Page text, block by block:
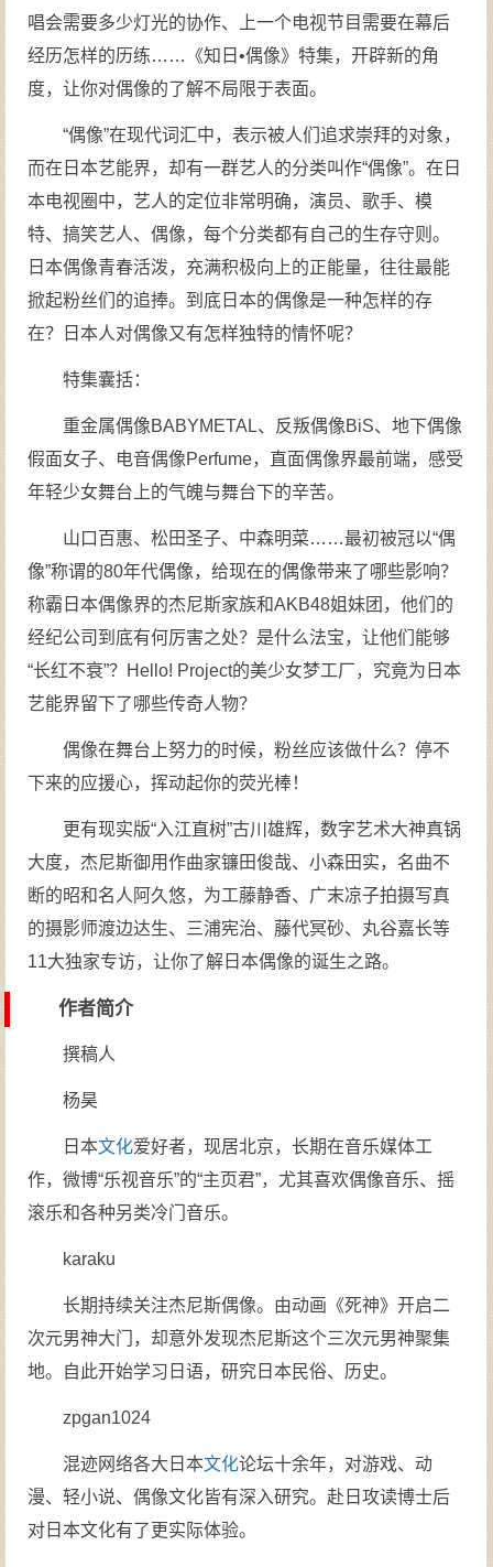
唱会需要多少灯光的协作、上一个电视节目需要在幕后
经历怎样的历练……《知日•偶像》特集，开辟新的角
度，让你对偶像的了解不局限于表面。
“偶像”在现代词汇中，表示被人们追求崇拜的对象，
而在日本艺能界，却有一群艺人的分类叫作“偶像”。在日
本电视圈中，艺人的定位非常明确，演员、歌手、模
特、搞笑艺人、偶像，每个分类都有自己的生存守则。
日本偶像青春活泼，充满积极向上的正能量，往往最能
掀起粉丝们的追捧。到底日本的偶像是一种怎样的存
在？日本人对偶像又有怎样独特的情怀呢？
特集囊括：
重金属偶像BABYMETAL、反叛偶像BiS、地下偶像
假面女子、电音偶像Perfume，直面偶像界最前端，感受
年轻少女舞台上的气魄与舞台下的辛苦。
山口百惠、松田圣子、中森明菜……最初被冠以“偶
像”称谓的80年代偶像，给现在的偶像带来了哪些影响？
称霸日本偶像界的杰尼斯家族和AKB48姐妹团，他们的
经纪公司到底有何厉害之处？是什么法宝，让他们能够
“长红不衰”？Hello! Project的美少女梦工厂，究竟为日本
艺能界留下了哪些传奇人物？
偶像在舞台上努力的时候，粉丝应该做什么？停不
下来的应援心，挥动起你的荧光棒！
更有现实版“入江直树”古川雄辉，数字艺术大神真锅
大度，杰尼斯御用作曲家镰田俊哉、小森田实，名曲不
断的昭和名人阿久悠，为工藤静香、广末凉子拍摄写真
的摄影师渡边达生、三浦宪治、藤代冥砂、丸谷嘉长等
11大独家专访，让你了解日本偶像的诞生之路。
作者简介
撰稿人
杨昊
日本文化爱好者，现居北京，长期在音乐媒体工
作，微博“乐视音乐”的“主页君”，尤其喜欢偶像音乐、摇
滚乐和各种另类冷门音乐。
karaku
长期持续关注杰尼斯偶像。由动画《死神》开启二
次元男神大门，却意外发现杰尼斯这个三次元男神聚集
地。自此开始学习日语，研究日本民俗、历史。
zpgan1024
混迹网络各大日本文化论坛十余年，对游戏、动
漫、轻小说、偶像文化皆有深入研究。赴日攻读博士后
对日本文化有了更实际体验。